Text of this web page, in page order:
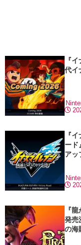
『
代イ
『
ード
アッ
『
発売
の海